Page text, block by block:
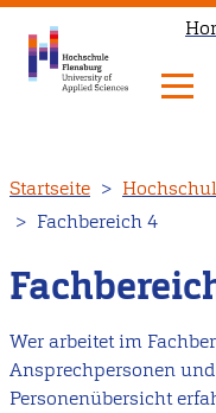
zum
Inhalt
Startseite
Fachbereich 4
Wer arbeitet im
Ansprechpersonen
Personenübersicht